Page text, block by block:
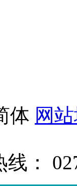
体 网
：